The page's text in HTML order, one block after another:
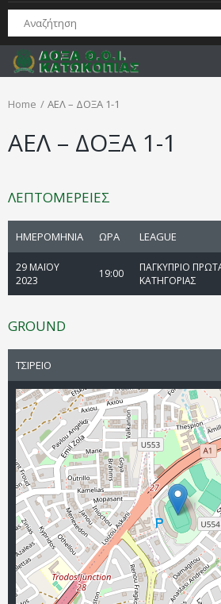
Home ΑΕΛ – ΔΟΞΑ 1-1
ΑΕΛ – ΔΟΞΑ 1-1
ΛΕΠΤΟΜΕΡΕΙΕΣ
ΗΜΕΡΟΜΗΝΙΑ ΩΡΑ LEAGUE
29 ΜΑΪΟΥ
2023
19:00
ΠΑΓΚΥΠΡΙΟ
ΚΑΤΗΓΟΡΙΑΣ
GROUND
ΤΣΙΡΕΙΟ